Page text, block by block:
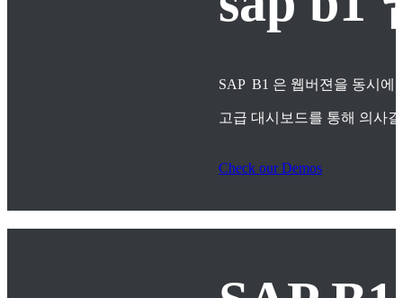
SAP B1 은 웹버젼을 동시에
고급 대시보드를 통해 의사
Check our Demos